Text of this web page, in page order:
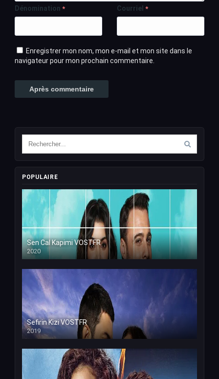
Dénomination * Courriel *
Enregistrer mon nom, mon e-mail et mon site dans le
navigateur pour mon prochain commentaire.
POPULAIRE
Sen Cal Kapimi VOSTFR
2020
Sefirin Kizi VOSTFR
2019